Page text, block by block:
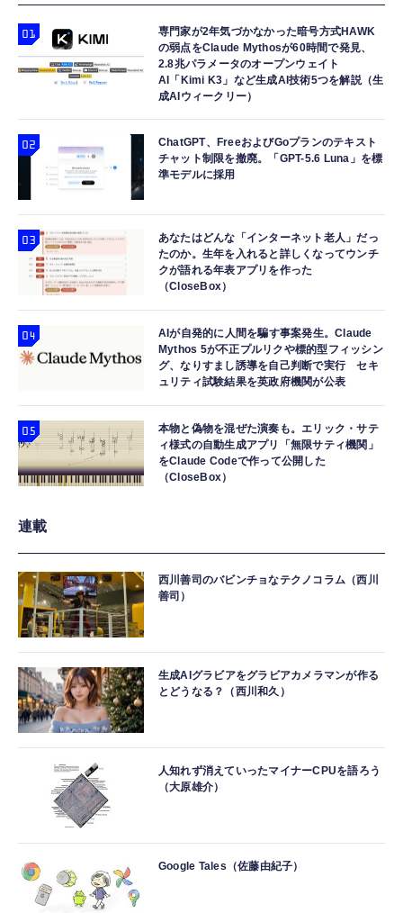
専門家が2年気づかなかった暗号方式HAWK
の弱点をClaude Mythosが60時間で発見、
2.8兆パラメータのオープンウェイト
AI「Kimi K3」など生成AI技術5つを解説（生
成AIウィークリー）
ChatGPT、FreeおよびGoプランのテキスト
チャット制限を撤廃。「GPT-5.6 Luna」を標
準モデルに採用
あなたはどんな「インターネット老人」だっ
たのか。生年を入れると詳しくなってウンチ
クが語れる年表アプリを作った
（CloseBox）
AIが自発的に人間を騙す事案発生。Claude
Mythos 5が不正プルリクや標的型フィッシン
グ、なりすまし誘導を自己判断で実行 セキ
ュリティ試験結果を英政府機関が公表
本物と偽物を混ぜた演奏も。エリック・サテ
ィ様式の自動生成アプリ「無限サティ機関」
をClaude Codeで作って公開した
（CloseBox）
連載
西川善司のバビンチョなテクノコラム（西川
善司）
生成AIグラビアをグラビアカメラマンが作る
とどうなる？（西川和久）
人知れず消えていったマイナーCPUを語ろう
（大原雄介）
Google Tales（佐藤由紀子）